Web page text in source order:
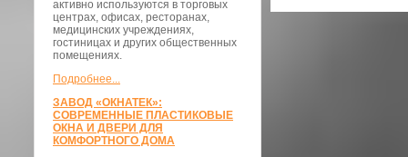
активно используются в торговых
центрах, офисах, ресторанах,
медицинских учреждениях,
гостиницах и других общественных
помещениях.
Подробнее...
ЗАВОД «ОКНАТЕК»:
СОВРЕМЕННЫЕ ПЛАСТИКОВЫЕ
ОКНА И ДВЕРИ ДЛЯ
КОМФОРТНОГО ДОМА